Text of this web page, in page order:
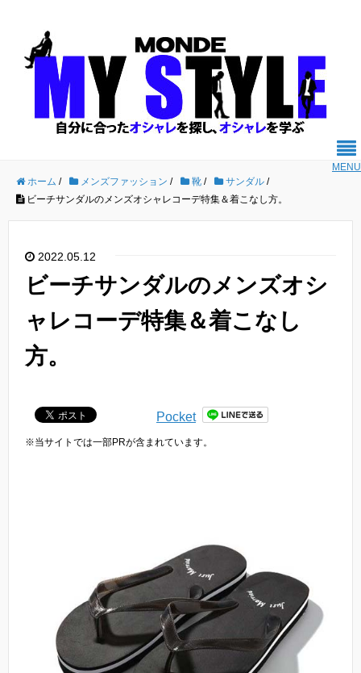
MENU
ホーム / メンズファッション / 靴 / サンダル /
ビーチサンダルのメンズオシャレコーデ特集＆着こなし方。
2022.05.12
ビーチサンダルのメンズオシ
ャレコーデ特集＆着こなし
方。
Pocket
※当サイトでは一部PRが含まれています。